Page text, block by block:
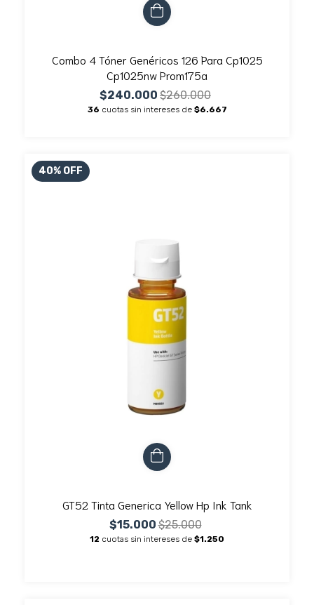
Combo 4 Tóner Genéricos 126 Para Cp1025
Cp1025nw Prom175a
$240.000 $260.000
36 cuotas sin intereses de $6.667
40% OFF
GT52 Tinta Generica Yellow Hp Ink Tank
$15.000$25.000
12 cuotas sin intereses de $1.250